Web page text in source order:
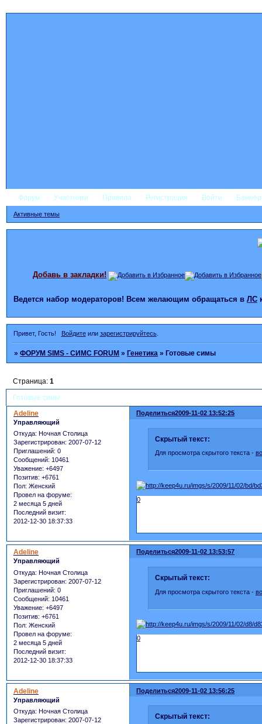
Форум Участники Правила Регистрация Войти
Активные темы
Добавь в закладки!
Ведется набор модераторов! Всем желающим обращаться в ЛС
Привет, Гость! Войдитеили зарегистрируйтесь.
»ФОРУМ SIMS - СИМС FORUM »Генетика »Готовые симы
Готовые симы
Страница:1
Поделиться2009-11-02 13:52:25
Adeline
Управляющий
Откуда: Ночная Столица
Зарегистрирован: 2007-07-12
Приглашений: 0
Сообщений: 10461
Уважение: +6497
Позитив: +6761
Пол: Женский
Провел на форуме:
2 месяца 5 дней
Последний визит:
2012-12-30 18:37:33
Скрытый текст:
Для просмотра скрытого текста -
0
Поделиться2009-11-02 13:53:57
Adeline
Управляющий
Откуда: Ночная Столица
Зарегистрирован: 2007-07-12
Приглашений: 0
Сообщений: 10461
Уважение: +6497
Позитив: +6761
Пол: Женский
Провел на форуме:
2 месяца 5 дней
Последний визит:
2012-12-30 18:37:33
Скрытый текст:
Для просмотра скрытого текста -
0
Поделиться2009-11-02 13:56:25
Adeline
Управляющий
Откуда: Ночная Столица
Зарегистрирован: 2007-07-12
Скрытый текст: